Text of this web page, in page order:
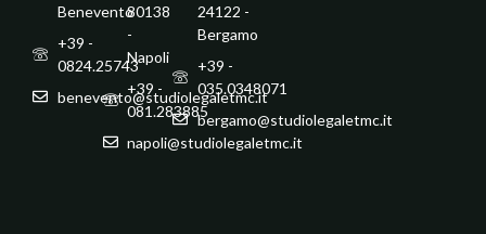
Benevento
+39 -
0824.25743
benevento@studiolegaletmc.it
80138
-
Napoli
+39 -
081.283885
napoli@studiolegaletmc.it
24122 -
Bergamo
+39 -
035.0348071
bergamo@studiolegaletmc.it